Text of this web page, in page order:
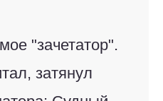
"зачетатор".
затянул